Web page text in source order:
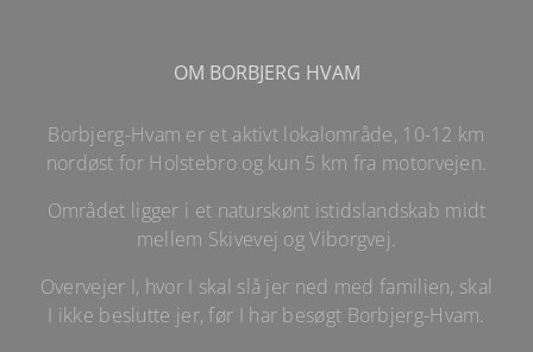
OM BORBJERG HVAM
Borbjerg-Hvam er et aktivt lokalområde, 10-12 km
nordøst for Holstebro og kun 5 km fra motorvejen.
Området ligger i et naturskønt istidslandskab midt
mellem Skivevej og Viborgvej.
Overvejer I, hvor I skal slå jer ned med familien, skal
I ikke beslutte jer, før I har besøgt Borbjerg-Hvam.